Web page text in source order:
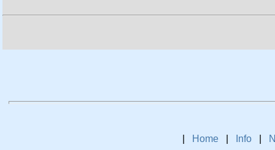
Home Info